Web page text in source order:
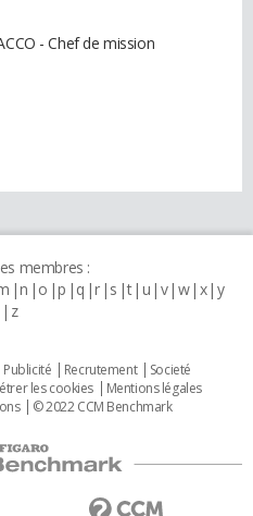
- Chef de mission
membres :
n o p q r s t u v w x y
z
Publicité Recrutement
Societé
les cookies
Mentions légales
© 2022 CCM Benchmark